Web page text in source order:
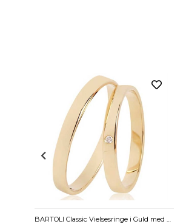
BARTOLI Classic Vielsesringe i Guld med Diamant 0,01 ct - 2,5 mm